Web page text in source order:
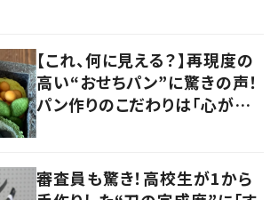
【これ、何に見える？】再現度の
高い“おせちパン”に驚きの声！
パン作りのこだわりは「心がわく
審査員も驚き！高校生が1から